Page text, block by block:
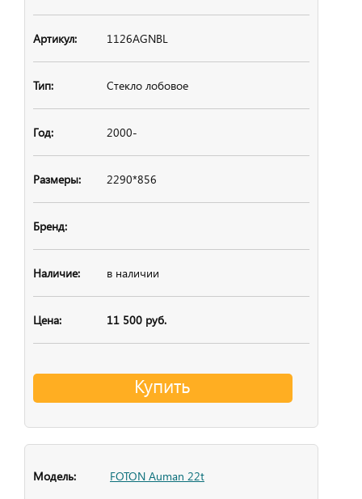
1126AGNBL
Стекло лобовое
2000-
2290*856
в наличии
11 500 руб.
Купить
FOTON Auman 22t